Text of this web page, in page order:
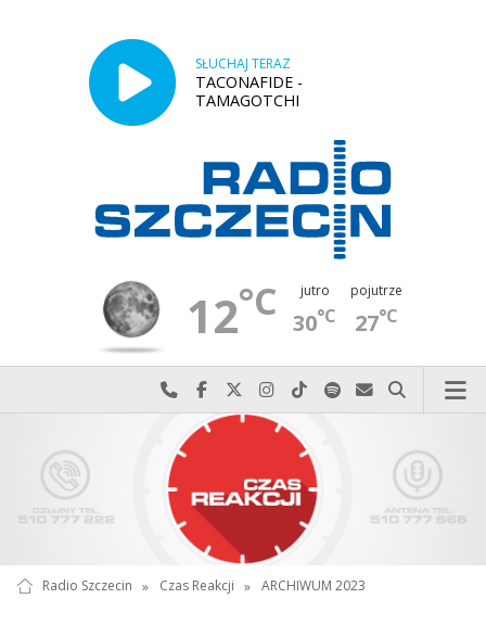
SŁUCHAJ TERAZ
TACONAFIDE -
TAMAGOTCHI
12°C jutro
30°C
pojutrze
27°C
Najlepiej po prostu do nas zadzwoń
Odwiedź nas na Facebook-u
Odwiedź nas na X
Odwiedź nas na Instagram-ie
Odwiedź nas na TikTok-u
Szukaj nas na Spotify
Wyślij do nas
Szukaj
Radio Szczecin » Czas Reakcji » ARCHIWUM 2023